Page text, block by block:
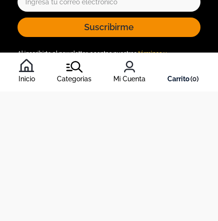
Inicio Categorias Mi Cuenta 0
Suscribirme
Al inscribirte al newsletter, aceptas nuestrostérminos y
condiciones
, y nuestra política de tratamiento de información